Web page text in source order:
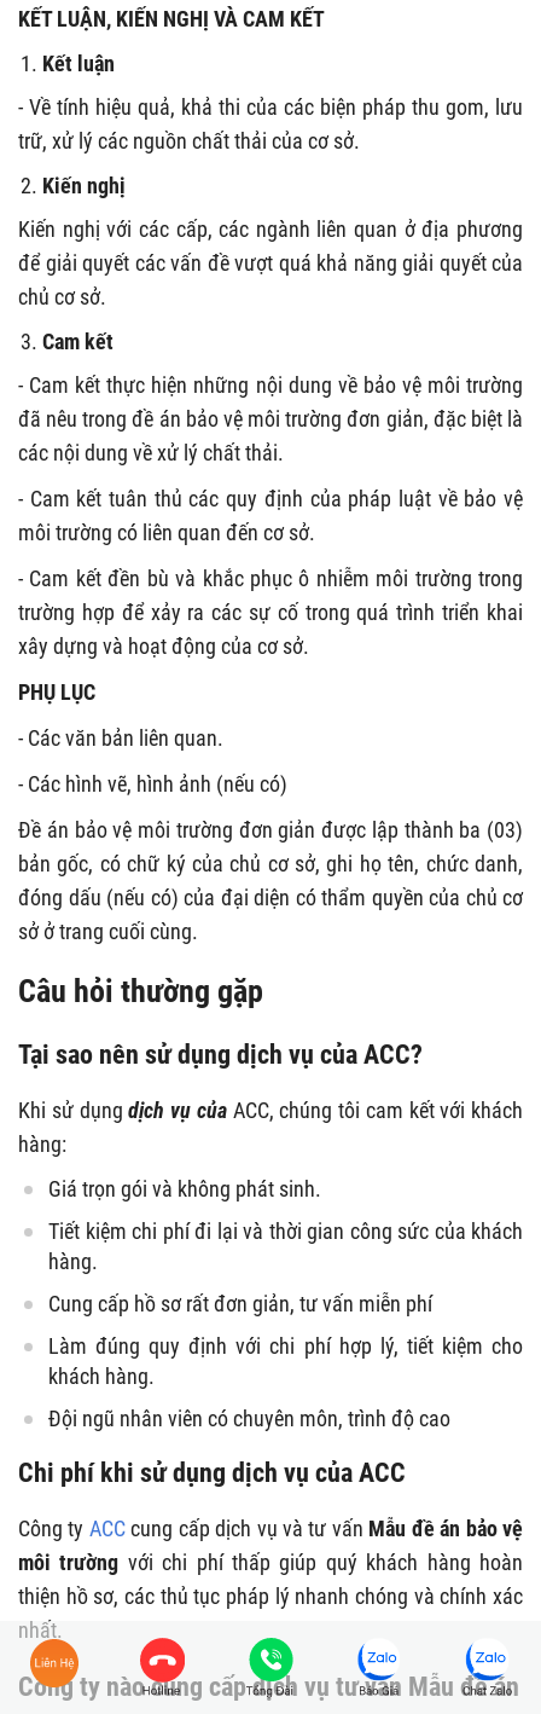
KẾT LUẬN, KIẾN NGHỊ VÀ CAM KẾT
Kết luận
- Về tính hiệu quả, khả thi của các biện pháp thu gom, lưu
trữ, xử lý các nguồn chất thải của cơ sở.
Kiến nghị
Kiến nghị với các cấp, các ngành liên quan ở địa phương
để giải quyết các vấn đề vượt quá khả năng giải quyết của
chủ cơ sở.
Cam kết
- Cam kết thực hiện những nội dung về bảo vệ môi trường
đã nêu trong đề án bảo vệ môi trường đơn giản, đặc biệt là
các nội dung về xử lý chất thải.
- Cam kết tuân thủ các quy định của pháp luật về bảo vệ
môi trường có liên quan đến cơ sở.
- Cam kết đền bù và khắc phục ô nhiễm môi trường trong
trường hợp để xảy ra các sự cố trong quá trình triển khai
xây dựng và hoạt động của cơ sở.
PHỤ LỤC
- Các văn bản liên quan.
- Các hình vẽ, hình ảnh (nếu có)
Đề án bảo vệ môi trường đơn giản được lập thành ba (03)
bản gốc, có chữ ký của chủ cơ sở, ghi họ tên, chức danh,
đóng dấu (nếu có) của đại diện có thẩm quyền của chủ cơ
sở ở trang cuối cùng.
Câu hỏi thường gặp
Tại sao nên sử dụng dịch vụ của ACC?
Khi sử dụngdịch vụ của ACC, chúng tôi cam kết với khách
hàng:
Giá trọn gói và không phát sinh.
Tiết kiệm chi phí đi lại và thời gian công sức của khách
hàng.
Cung cấp hồ sơ rất đơn giản, tư vấn miễn phí
Làm đúng quy định với chi phí hợp lý, tiết kiệm cho
khách hàng.
Đội ngũ nhân viên có chuyên môn, trình độ cao
Chi phí khi sử dụng dịch vụ của ACC
Công ty ACCcung cấp dịch vụ và tư vấn Mẫu đề án bảo vệ
môi trường với chi phí thấp giúp quý khách hàng hoàn
thiện hồ sơ, các thủ tục pháp lý nhanh chóng và chính xác
nhất.
Công ty nào cung cấp dịch vụ tư vấn Mẫu đề án